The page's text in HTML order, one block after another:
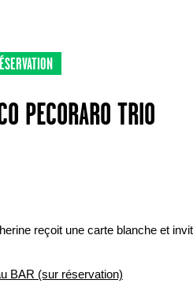
PECORARO TRIO
reçoit une carte blanche et
BAR (sur réservation)